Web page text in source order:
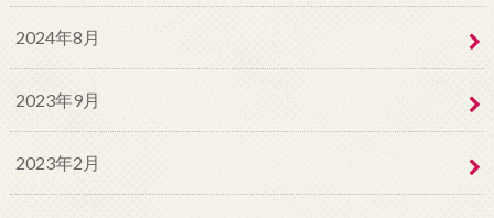
2024年8月
2023年9月
2023年2月